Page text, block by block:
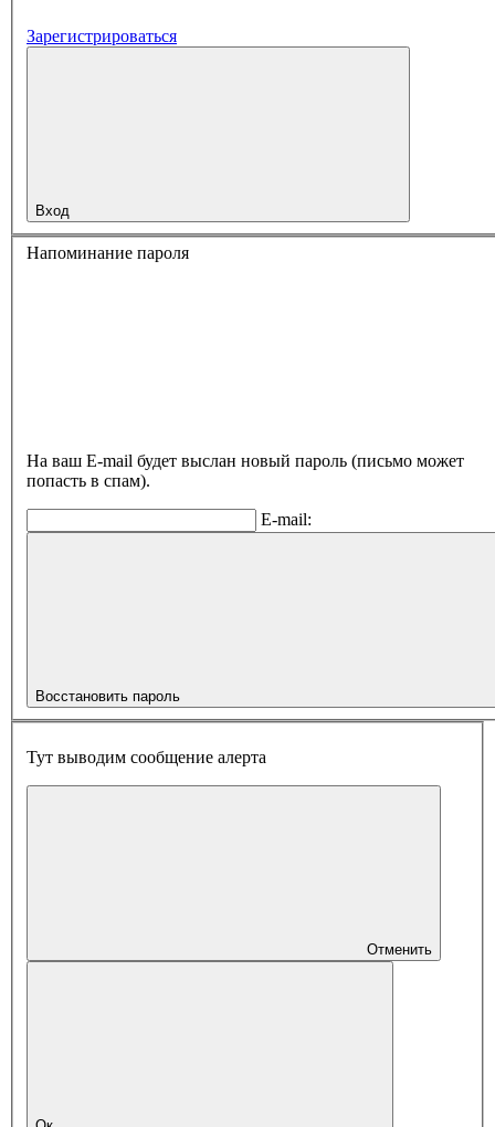
Зарегистрироваться
Вход
Напоминание пароля
На ваш E-mail будет выслан новый пароль (письмо может
попасть в спам).
E-mail:
Восстановить пароль
Тут выводим сообщение алерта
Отменить